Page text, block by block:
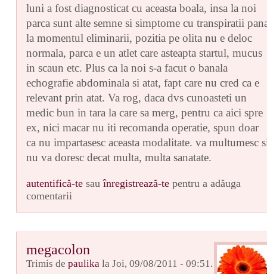
luni a fost diagnosticat cu aceasta boala, insa la noi
parca sunt alte semne si simptome cu transpiratii
la momentul eliminarii, pozitia pe olita nu e deloc
normala, parca e un atlet care asteapta startul, mucus
in scaun etc. Plus ca la noi s-a facut o banala
echografie abdominala si atat, fapt care nu cred ca e
relevant prin atat. Va rog, daca dvs cunoasteti un
medic bun in tara la care sa merg, pentru ca aici spre
ex, nici macar nu iti recomanda operatie, spun doar
ca nu impartasesc aceasta modalitate. va multumesc
nu va doresc decat multa, multa sanatate.
autentifică-te sauînregistrează-te pentru a adăuga
comentarii
megacolon
Trimis de paulika la Joi, 09/08/2011 - 09:51.